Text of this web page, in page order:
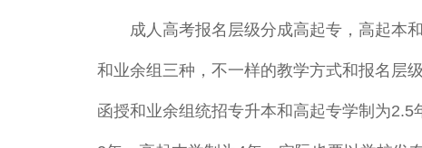
成人高考报名层级分成高起专，高起本和
和业余组三种，不一样的教学方式和报名层
函授和业余组统招专升本和高起专学制为